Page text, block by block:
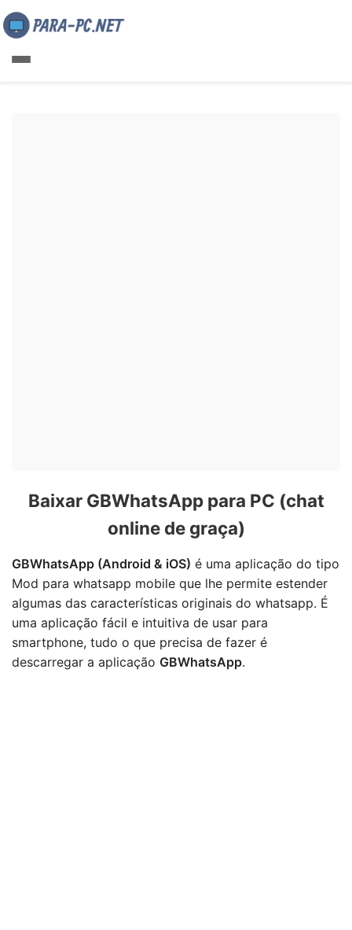
Baixar GBWhatsApp para PC (chat
online de graça)
GBWhatsApp (Android & iOS) é uma aplicação do tipo
Mod para whatsapp mobile que lhe permite estender
algumas das características originais do whatsapp. É
uma aplicação fácil e intuitiva de usar para
smartphone, tudo o que precisa de fazer é
descarregar a aplicação GBWhatsApp.